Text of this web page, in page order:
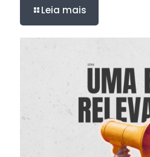
Leia mais